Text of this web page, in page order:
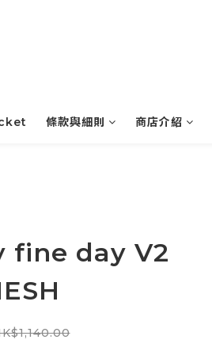
條款與細則 商店介紹
fine day V2